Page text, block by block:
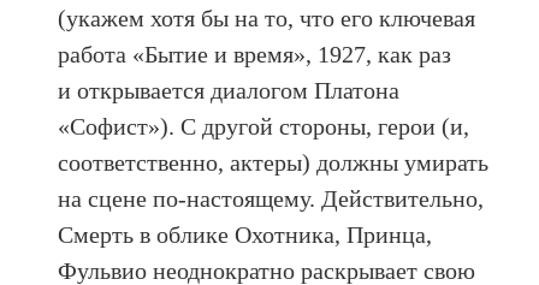
(укажем хотя бы на то, что его ключевая
работа «Бытие и время», 1927, как раз
и открывается диалогом Платона
«Софист»). С другой стороны, герои (и,
соответственно, актеры) должны умирать
на сцене по-настоящему. Действительно,
Смерть в облике Охотника, Принца,
Фульвио неоднократно раскрывает свою